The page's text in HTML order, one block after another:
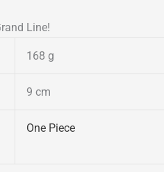
Line!
168 g
9 cm
One Piece